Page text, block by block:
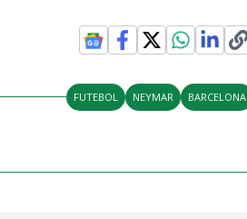
FUTEBOL NEYMAR BARCELONA